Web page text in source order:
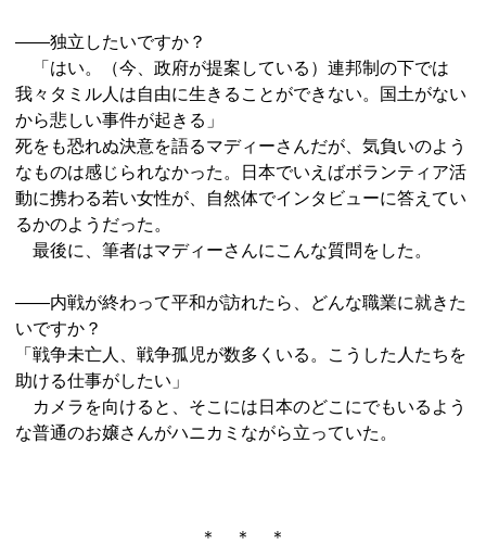
――独立したいですか？
「はい。（今、政府が提案している）連邦制の下では
我々タミル人は自由に生きることができない。国土がない
から悲しい事件が起きる」
死をも恐れぬ決意を語るマディーさんだが、気負いのよう
なものは感じられなかった。日本でいえばボランティア活
動に携わる若い女性が、自然体でインタビューに答えてい
るかのようだった。
最後に、筆者はマディーさんにこんな質問をした。
――内戦が終わって平和が訪れたら、どんな職業に就きた
いですか？
「戦争未亡人、戦争孤児が数多くいる。こうした人たちを
助ける仕事がしたい」
カメラを向けると、そこには日本のどこにでもいるよう
な普通のお嬢さんがハニカミながら立っていた。
＊ ＊ ＊